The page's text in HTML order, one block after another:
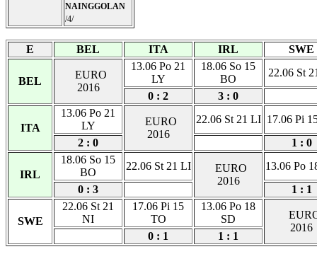
NAINGGOLAN
/4/
E BEL ITA IRL SWE
BEL
EURO
2016
13.06 Po 21
LY
18.06 So 15
BO
22.06 St
0 : 2
3 : 0
ITA
13.06 Po 21
LY
EURO
2016
22.06 St 21 LI 17.06 Pi
2 : 0
1 : 0
IRL
18.06 So 15
BO
22.06 St 21 LI
EURO
2016
13.06 Po
0 : 3
1 : 1
SWE
22.06 St 21
NI
17.06 Pi 15
TO
13.06 Po 18
SD
2016
0 : 1 1 : 1